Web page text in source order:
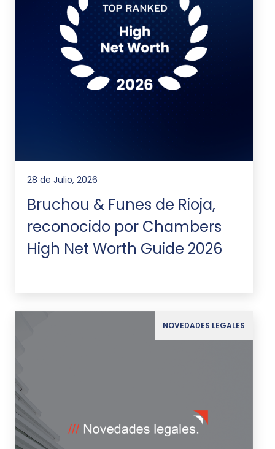
28 de Julio, 2026
Bruchou & Funes de Rioja,
reconocido por Chambers
High Net Worth Guide 2026
NOVEDADES LEGALES